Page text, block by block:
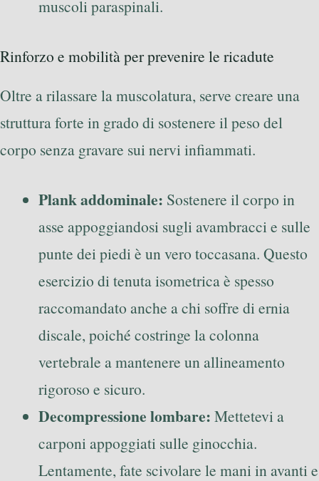
muscoli paraspinali.
Rinforzo e mobilità per prevenire le ricadute
Oltre a rilassare la muscolatura, serve creare una
struttura forte in grado di sostenere il peso del
corpo senza gravare sui nervi infiammati.
Plank addominale: Sostenere il corpo in
asse appoggiandosi sugli avambracci e sulle
punte dei piedi è un vero toccasana. Questo
esercizio di tenuta isometrica è spesso
raccomandato anche a chi soffre di ernia
discale, poiché costringe la colonna
vertebrale a mantenere un allineamento
rigoroso e sicuro.
Decompressione lombare: Mettetevi a
carponi appoggiati sulle ginocchia.
Lentamente, fate scivolare le mani in avanti e